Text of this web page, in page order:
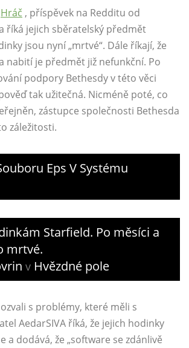
Hráč , příspěvek na Redditu od
říká jejich sběratelský předmět
jsou nyní „mrtvé“. Dále říkají, že
nabití je předmět již nefunkční. Po
podpory Bethesdy v této věci
tak užitečná. Nicméně poté, co
zástupce společnosti Bethesda
záležitosti.
Eps V Systému
Starfield. Po měsíci a
mrtvé.
v Hvězdné pole
s problémy, které měli s
AedarSIVA říká, že jejich hodinky
a dodává, že „software se zdánlivě